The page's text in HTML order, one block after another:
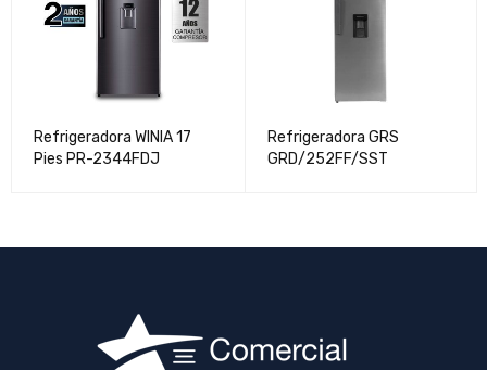
Refrigeradora WINIA 17
Pies PR-2344FDJ
Refrigeradora GRS
GRD/252FF/SST